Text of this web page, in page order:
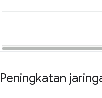
Peningkatan